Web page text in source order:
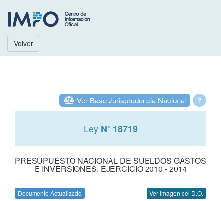
Volver
?
Ver Base Jurisprudencia Nacional
Ley N° 18719
PRESUPUESTO NACIONAL DE SUELDOS GASTOS
E INVERSIONES. EJERCICIO 2010 - 2014
Documento Actualizado Ver Imagen del D.O.